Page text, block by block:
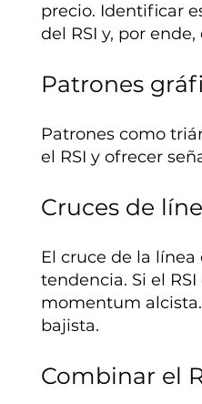
precio. Identificar
del RSI y, por
Patrones
Patrones como
el RSI y ofrecer
Cruces de
El cruce de la
tendencia. Si el
momentum
bajista.
Combinar el